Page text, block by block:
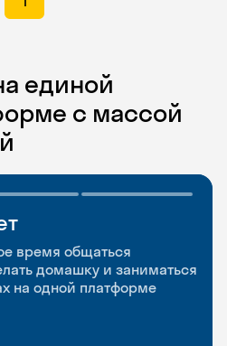
единой
с массой
время общаться
домашку и заниматься
на одной платформе
новые слова где
разговорной практики
с преподавателями